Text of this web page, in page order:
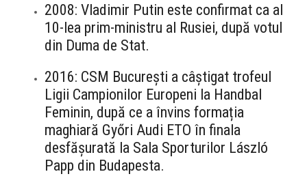
2008: Vladimir Putin este confirmat ca al
10-lea prim-ministru al Rusiei, după votul
din Duma de Stat.
2016: CSM București a câștigat trofeul
Ligii Campionilor Europeni la Handbal
Feminin, după ce a învins formația
maghiară Győri Audi ETO în finala
desfășurată la Sala Sporturilor László
Papp din Budapesta.